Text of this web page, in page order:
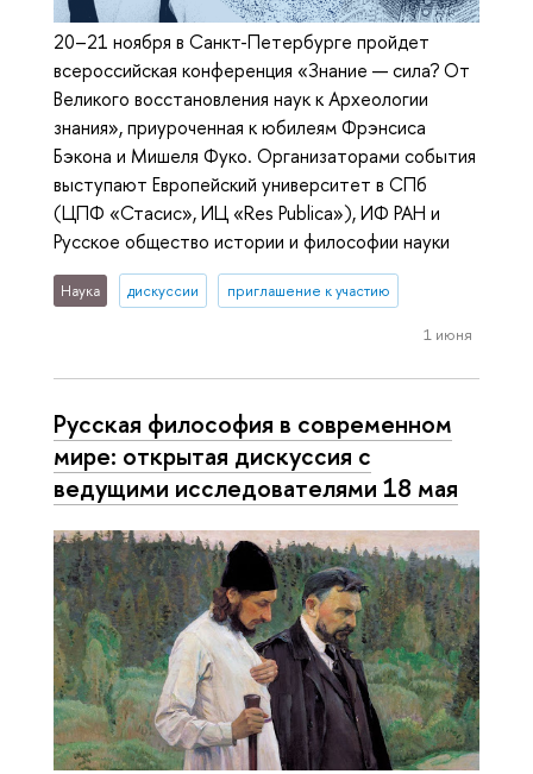
20–21 ноября в Санкт-Петербурге пройдет
всероссийская конференция «Знание — сила? От
Великого восстановления наук к Археологии
знания», приуроченная к юбилеям Фрэнсиса
Бэкона и Мишеля Фуко. Организаторами события
выступают Европейский университет в СПб
(ЦПФ «Стасис», ИЦ «Res Publica»), ИФ РАН и
Русское общество истории и философии науки
Наука дискуссии приглашение к участию
1 июня
Русская философия в современном
мире: открытая дискуссия с
ведущими исследователями 18 мая